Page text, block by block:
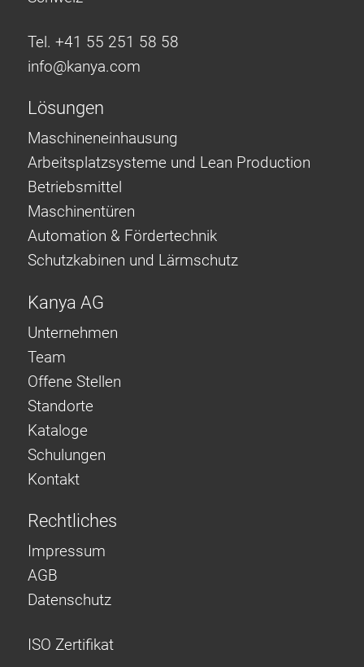
Tel. +41 55 251 58 58
info@kanya.com
Lösungen
Maschineneinhausung
Arbeitsplatzsysteme und Lean Production
Betriebsmittel
Maschinentüren
Automation & Fördertechnik
Schutzkabinen und Lärmschutz
Kanya AG
Unternehmen
Team
Offene Stellen
Standorte
Kataloge
Schulungen
Kontakt
Rechtliches
Impressum
AGB
Datenschutz
ISO Zertifikat